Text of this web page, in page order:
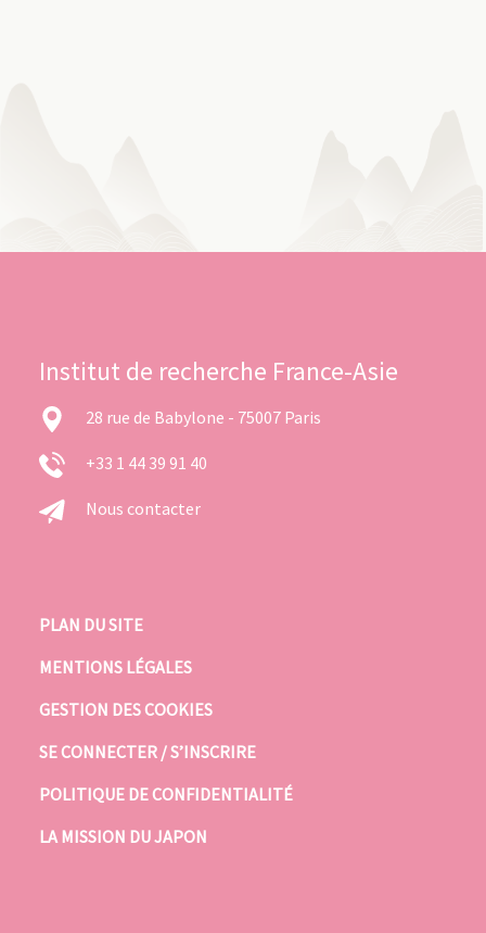
Institut de recherche France-Asie
28 rue de Babylone - 75007 Paris
+33 1 44 39 91 40
Nous contacter
PLAN DU SITE
MENTIONS LÉGALES
GESTION DES COOKIES
SE CONNECTER / S’INSCRIRE
POLITIQUE DE CONFIDENTIALITÉ
LA MISSION DU JAPON